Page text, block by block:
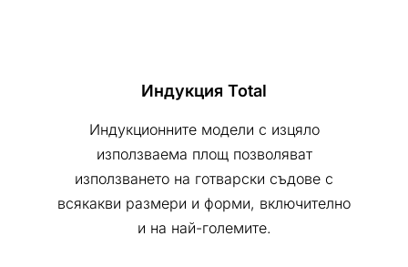
Индукция Total
Индукционните модели с изцяло
използваема площ позволяват
използването на готварски съдове с
всякакви размери и форми, включително
и на най-големите.